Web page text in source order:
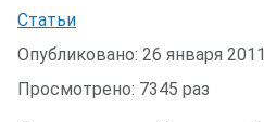
Информация о материале
Статьи
Опубликовано: 26 января 2011
Просмотрено: 7345 раз